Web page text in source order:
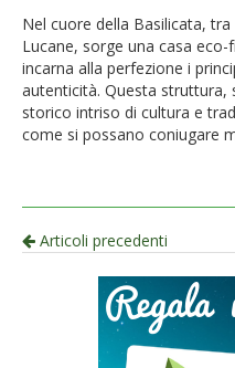
Nel cuore della Basilicata,
Lucane, sorge una casa
incarna alla perfezione i
autenticità. Questa struttura,
storico intriso di cultura e
come si possano coniugare
Navigazione
articolo
Articoli precedenti